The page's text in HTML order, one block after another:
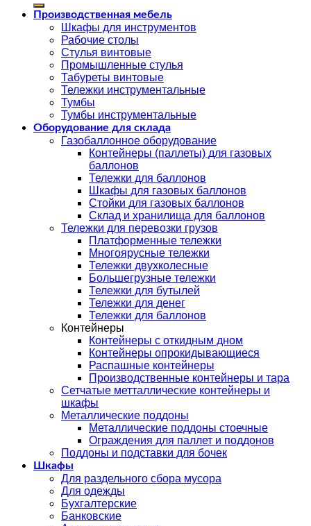
Производственная мебель
Шкафы для инструментов
Рабочие столы
Стулья винтовые
Промышленные стулья
Табуреты винтовые
Тележки инструментальные
Тумбы
Тумбы инструментальные
Оборудование для склада
Газобаллонное оборудование
Контейнеры (паллеты) для газовых
баллонов
Тележки для баллонов
Шкафы для газовых баллонов
Стойки для газовых баллонов
Склад и хранилища для баллонов
Тележки для перевозки грузов
Платформенные тележки
Многоярусные тележки
Тележки двухколесные
Большегрузные тележки
Тележки для бутылей
Тележки для денег
Тележки для баллонов
Контейнеры
Контейнеры с откидным дном
Контейнеры опрокидывающиеся
Распашные контейнеры
Производственные контейнеры и тара
Сетчатые метталлические контейнеры и
шкафы
Металлические поддоны
Металлические поддоны стоечные
Ограждения для паллет и поддонов
Поддоны и подставки для бочек
Шкафы
Для раздельного сбора мусора
Для одежды
Бухгалтерские
Банковские